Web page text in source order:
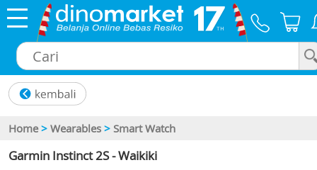
Home > Wearables > Smart Watch
Garmin Instinct 2S - Waikiki